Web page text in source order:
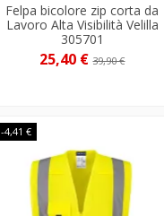
Felpa bicolore zip corta da
Lavoro Alta Visibilità Velilla
305701
25,40 €39,90 €
-4,41 €